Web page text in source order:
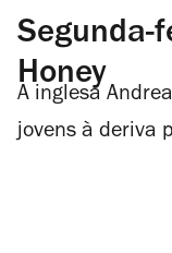
Segunda-
Honey
A inglesa
jovens à deriva